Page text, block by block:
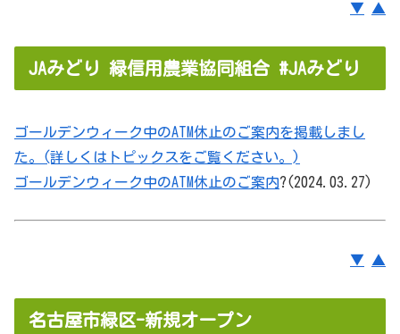
▼ ▲
JAみどり 緑信用農業協同組合 #JAみどり
ゴールデンウィーク中のATM休止のご案内を掲載しまし
た。(詳しくはトピックスをご覧ください。)
ゴールデンウィーク中のATM休止のご案内?(2024.03.27)
▼ ▲
名古屋市緑区-新規オープン